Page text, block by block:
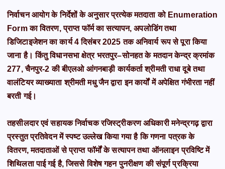
निर्वाचन आयोग के निर्देशों के अनुसार प्रत्येक मतदाता को Enumeration
Form का वितरण, प्राप्त फॉर्म का सत्यापन, अपलोडिंग तथा
डिजिटाइजेशन का कार्य 4 दिसंबर 2025 तक अनिवार्य रूप से पूरा किया
जाना है। किंतु विधानसभा क्षेत्र भरतपुर–सोनहत के मतदान केन्द्र क्रमांक
277, चैनपुर-2 की बीएलओ आंगनबाड़ी कार्यकर्ता श्रीमती राधा दूबे तथा
वालंटियर व्याख्याता श्रीमती मधु जैन द्वारा इन कार्यों में अपेक्षित गंभीरता नहीं
बरती गई।
तहसीलदार एवं सहायक निर्वाचक रजिस्ट्रीकरण अधिकारी मनेन्द्रगढ़ द्वारा
प्रस्तुत प्रतिवेदन में स्पष्ट उल्लेख किया गया है कि गणना पत्रक के
वितरण, मतदाताओं से प्राप्त फॉर्मों के सत्यापन तथा ऑनलाइन प्रविष्टि में
शिथिलता पाई गई है, जिससे विशेष गहन पुनरीक्षण की संपूर्ण प्रक्रिया